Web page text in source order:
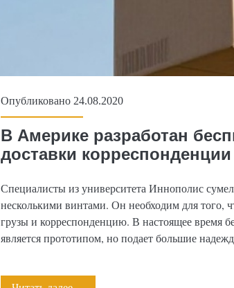
Опубликовано 24.08.2020
В Америке разработан
доставки корреспонденции
Специалисты из университета Иннополис
несколькими винтами. Он необходим для того,
грузы и корреспонденцию. В настоящее время
является прототипом, но подает большие